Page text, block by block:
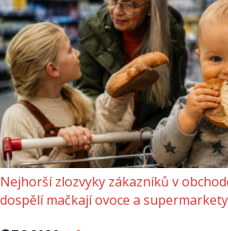
Nejhorší zlozvyky zákazníků v
dospělí mačkají ovoce a